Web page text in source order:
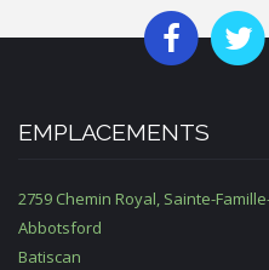
EMPLACEMENTS
2759 Chemin Royal, Sainte-
Abbotsford
Batiscan